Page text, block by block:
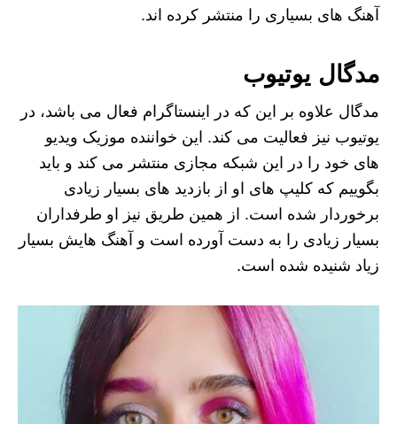
آهنگ های بسیاری را منتشر کرده اند.
مدگال یوتیوب
مدگال علاوه بر این که در اینستاگرام فعال می باشد، در
یوتیوب نیز فعالیت می کند. این خواننده موزیک ویدیو
های خود را در این شبکه مجازی منتشر می کند و باید
بگوییم که کلیپ های او از بازدید های بسیار زیادی
برخوردار شده است. از همین طریق نیز او طرفداران
بسیار زیادی را به دست آورده است و آهنگ هایش بسیار
زیاد شنیده شده است.